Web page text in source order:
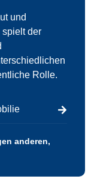
und
spielt der
Rolle.
anderen,